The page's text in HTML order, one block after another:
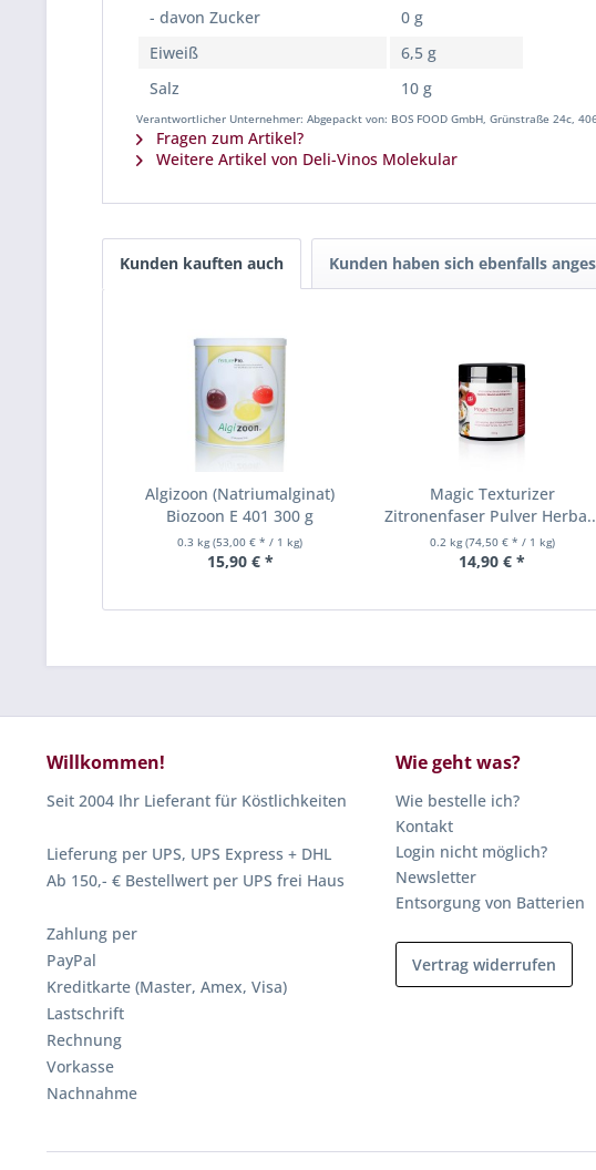
- davon Zucker
0 g
Eiweiß
6,5 g
Salz
10 g
Verantwortlicher Unternehmer: Abgepackt von: BOS FOOD GmbH, Grünstraße 24c,
Fragen zum Artikel?
Weitere Artikel von Deli-Vinos Molekular
Kunden kauften auch Kunden haben sich ebenfalls
Algizoon (Natriumalginat)
Biozoon E 401 300 g
0.3 kg(53,00 € * / 1 kg)
15,90 € *
Magic Texturizer
Zitronenfaser Pulver
0.2 kg(74,50 € * / 1 kg)
14,90 € *
Willkommen!
Seit 2004 Ihr Lieferant für Köstlichkeiten
Lieferung per UPS, UPS Express + DHL
Ab 150,- € Bestellwert per UPS frei Haus
Zahlung per
PayPal
Kreditkarte (Master, Amex, Visa)
Lastschrift
Rechnung
Vorkasse
Nachnahme
Wie geht was?
Wie bestelle ich?
Kontakt
Login nicht möglich?
Newsletter
Entsorgung von Batterien
Vertrag widerrufen